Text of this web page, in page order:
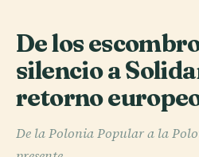
De los
silencio a
retorno
De la Polonia Popular a la